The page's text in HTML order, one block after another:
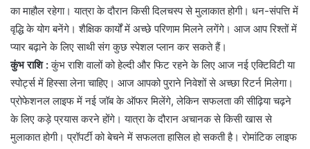
का माहौल रहेगा। यात्रा के दौरान किसी दिलचस्प से मुलाकात होगी। धन-संपत्ति में
वृद्धि के योग बनेंगे। शैक्षिक कार्यों में अच्छे परिणाम मिलने लगेंगे। आज आप रिश्तों में
प्यार बढ़ाने के लिए साथी संग कुछ स्पेशल प्लान कर सकते हैं।
कुंभ राशि :कुंभ राशि वालों को हेल्दी और फिट रहने के लिए आज नई एक्टिविटी या
स्पोर्ट्स में हिस्सा लेना चाहिए। आज आपको पुराने निवेशों से अच्छा रिटर्न मिलेगा।
प्रोफेशनल लाइफ में नई जॉब के ऑफर मिलेंगे, लेकिन सफलता की सीढ़िया चढ़ने
के लिए कड़े प्रयास करने होंगे। यात्रा के दौरान अचानक से किसी खास से
मुलाकात होगी। प्रॉपर्टी को बेचने में सफलता हासिल हो सकती है। रोमांटिक लाइफ